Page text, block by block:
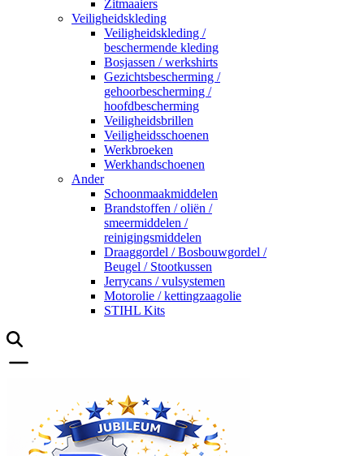
Zitmaaiers
Veiligheidskleding
Veiligheidskleding /
beschermende kleding
Bosjassen / werkshirts
Gezichtsbescherming /
gehoorbescherming /
hoofdbescherming
Veiligheidsbrillen
Veiligheidsschoenen
Werkbroeken
Werkhandschoenen
Ander
Schoonmaakmiddelen
Brandstoffen / oliën /
smeermiddelen /
reinigingsmiddelen
Draaggordel / Bosbouwgordel /
Beugel / Stootkussen
Jerrycans / vulsystemen
Motorolie / kettingzaagolie
STIHL Kits